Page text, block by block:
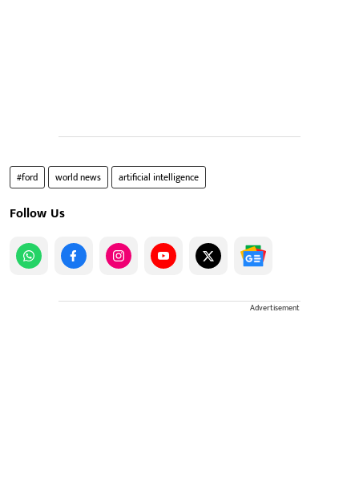
#ford world news artificial intelligence
Follow Us
Advertisement